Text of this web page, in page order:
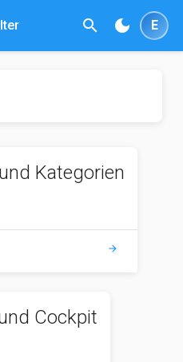
search dark_mode E
Kategorien
arrow_forward
Cockpit